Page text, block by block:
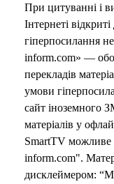
При цитуванні і
Інтернеті
гіперпосилання
inform.com» —
перекладів
умови
сайт іноземного
матеріалів у
SmartTV можливе
inform.com".
дисклеймером: